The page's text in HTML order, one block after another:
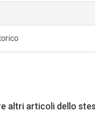
altri articoli dello